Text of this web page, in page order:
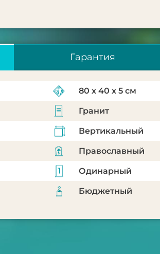
Гарантия
80 х 40 х 5 см
Гранит
Вертикальный
Православный
Одинарный
Бюджетный